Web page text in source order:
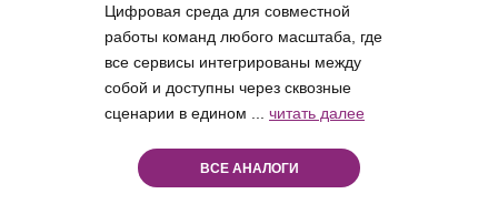
Цифровая среда для совместной
работы команд любого масштаба, где
все сервисы интегрированы между
собой и доступны через сквозные
сценарии в едином ... читать далее
ВСЕ АНАЛОГИ